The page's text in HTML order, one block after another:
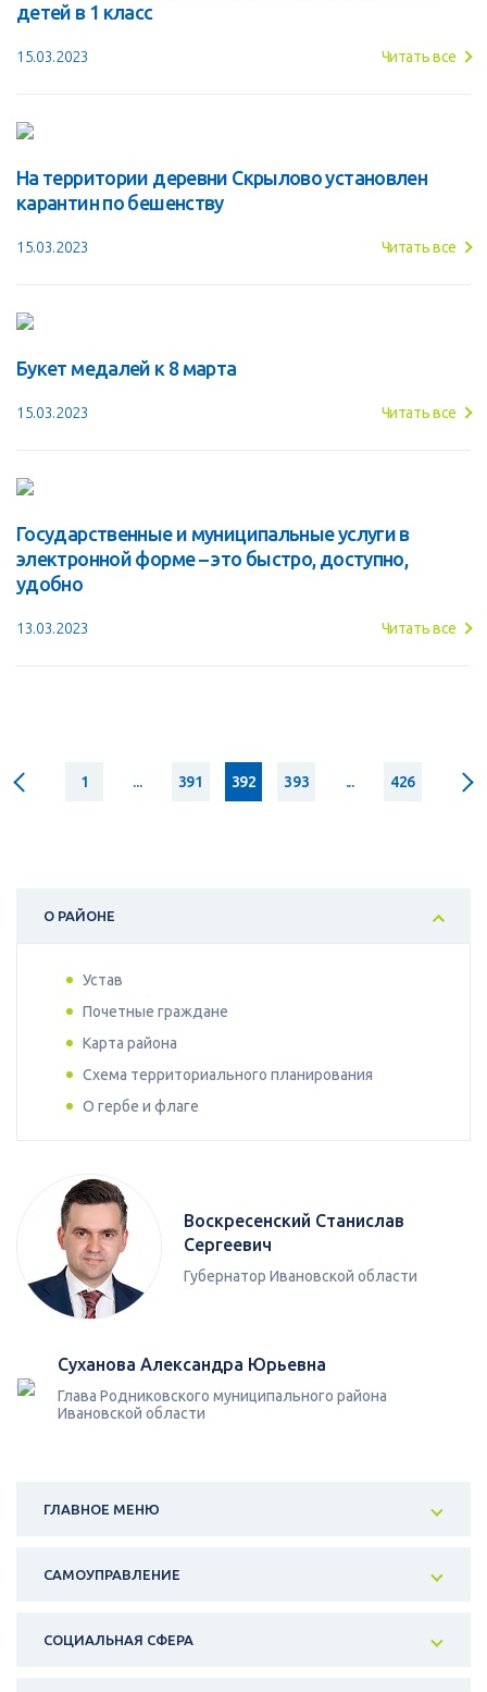
детей в 1 класс
15.03.2023 Читать все
На территории деревни Скрылово установлен
карантин по бешенству
15.03.2023 Читать все
Букет медалей к 8 марта
15.03.2023 Читать все
Государственные и муниципальные услуги в
электронной форме – это быстро, доступно,
удобно
13.03.2023 Читать все
1 ... 391 392 393 ... 426
О РАЙОНЕ
Устав
Почетные граждане
Карта района
Схема территориального планирования
О гербе и флаге
Воскресенский Станислав
Сергеевич
Губернатор Ивановской области
Суханова Александра Юрьевна
Глава Родниковского муниципального района
Ивановской области
ГЛАВНОЕ МЕНЮ
САМОУПРАВЛЕНИЕ
СОЦИАЛЬНАЯ СФЕРА